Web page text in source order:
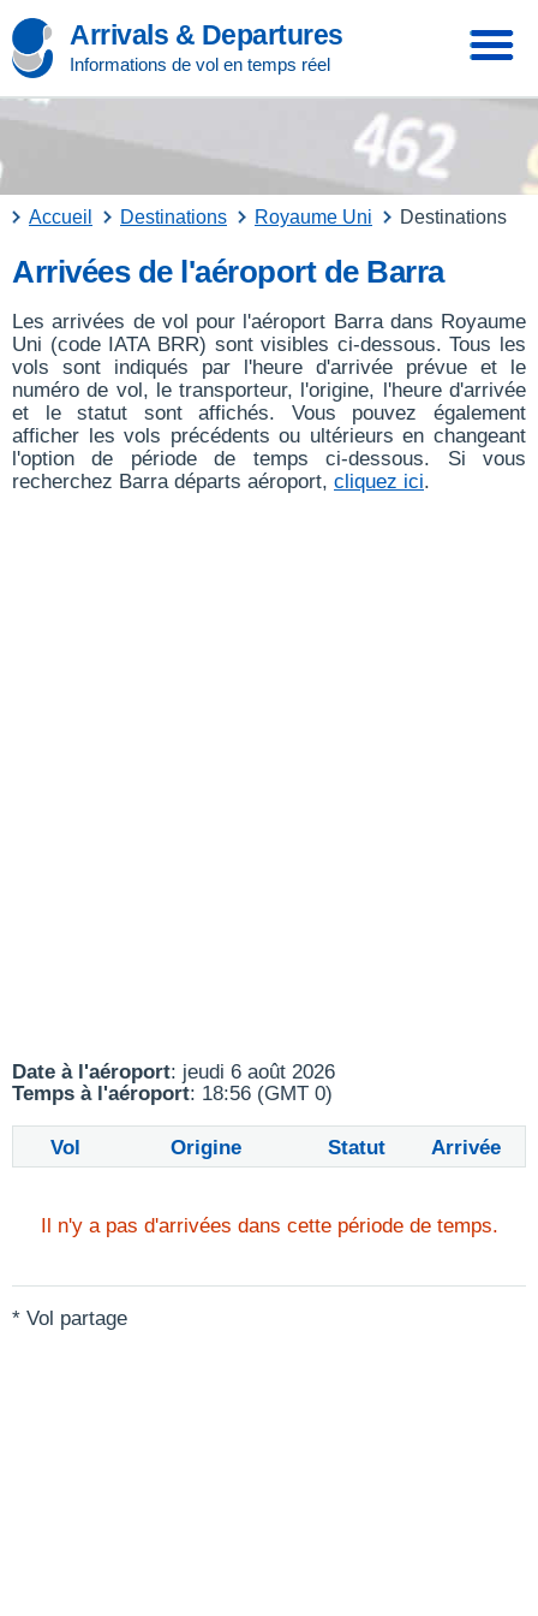
Arrivals & Departures
Informations de vol en temps réel
Accueil Destinations Royaume Uni Destinations
Arrivées de l'aéroport de Barra
Les arrivées de vol pour l'aéroport Barra dans Royaume
Uni (code IATA BRR) sont visibles ci-dessous. Tous les
vols sont indiqués par l'heure d'arrivée prévue et le
numéro de vol, le transporteur, l'origine, l'heure d'arrivée
et le statut sont affichés. Vous pouvez également
afficher les vols précédents ou ultérieurs en changeant
l'option de période de temps ci-dessous. Si vous
recherchez Barra départs aéroport, cliquez ici.
Date à l'aéroport: jeudi 6 août 2026
Temps à l'aéroport: 18:56 (GMT 0)
Vol Origine Statut Arrivée
Il n'y a pas d'arrivées dans cette période de temps.
* Vol partage